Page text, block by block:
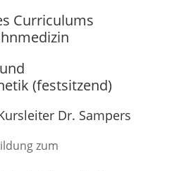
Curriculums
(festsitzend)
Dr. Sampers
zum